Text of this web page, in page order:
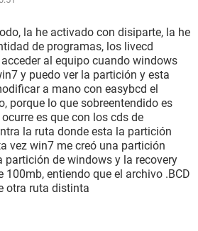
a la partición de recuperación,
partición, me he dejado un CD de
el disco y partición que he vuelto
es que la partición de
no puedo acceder a ella y los
no me funcionan.
sólo dispone de las siguientes
inicio.
de recuperación.
memoria de Windows.
la he activado con disiparte, la he
de programas, los livecd
al equipo cuando windows
y puedo ver la partición y esta
a mano con easybcd el
porque lo que sobreentendido es
es que con los cds de
la ruta donde esta la partición
vez win7 me creó una partición
partición de windows y la recovery
100mb, entiendo que el archivo .BCD
otra ruta distinta